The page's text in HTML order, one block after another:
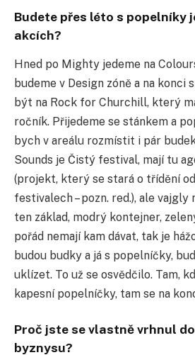
Budete přes léto s popelníky
akcích?
Hned po Mighty jedeme na
budeme v Design zóně a na konci
být na Rock for Churchill, který
ročník. Přijedeme se stánkem a
bych v areálu rozmístit i pár
Sounds je Čistý festival, mají tu
(projekt, který se stará o třídění
festivalech – pozn. red.), ale vajgly
ten základ, modrý kontejner,
pořád nemají kam dávat, tak je
budou budky a já s popelníčky,
uklízet. To už se osvědčilo. Tam,
kapesní popelníčky, tam se na
Proč jste se vlastně vrhnul
byznysu?